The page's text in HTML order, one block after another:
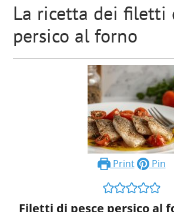
La ricetta dei filetti
persico al forno
Print Pin
Filetti di pesce persico al